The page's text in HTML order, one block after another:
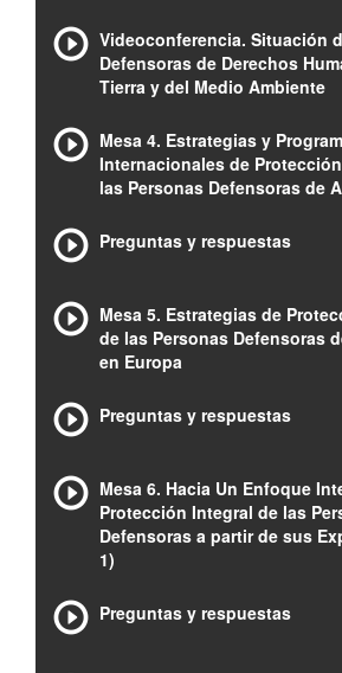
Videoconferencia. Situación
Defensoras de Derechos
Tierra y del Medio Ambiente
Mesa 4. Estrategias y
Internacionales de
las Personas Defensoras de
Preguntas y respuestas
Mesa 5. Estrategias de
de las Personas Defensoras
en Europa
Preguntas y respuestas
Mesa 6. Hacia Un Enfoque
Protección Integral de las
Defensoras a partir de sus
1)
Preguntas y respuestas